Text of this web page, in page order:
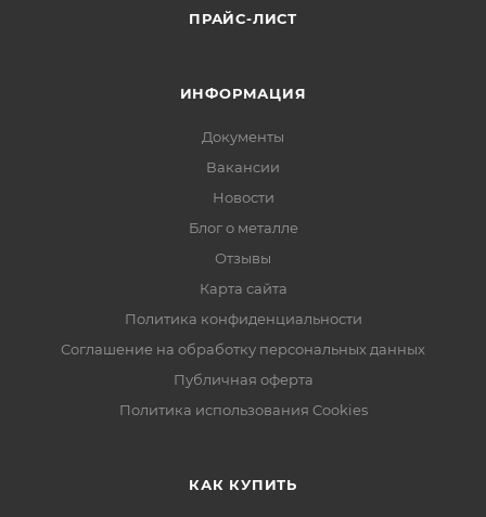
ПРАЙС-ЛИСТ
ИНФОРМАЦИЯ
Документы
Вакансии
Новости
Блог о металле
Отзывы
Карта сайта
Политика конфиденциальности
Соглашение на обработку персональных данных
Публичная оферта
Политика использования Cookies
КАК КУПИТЬ